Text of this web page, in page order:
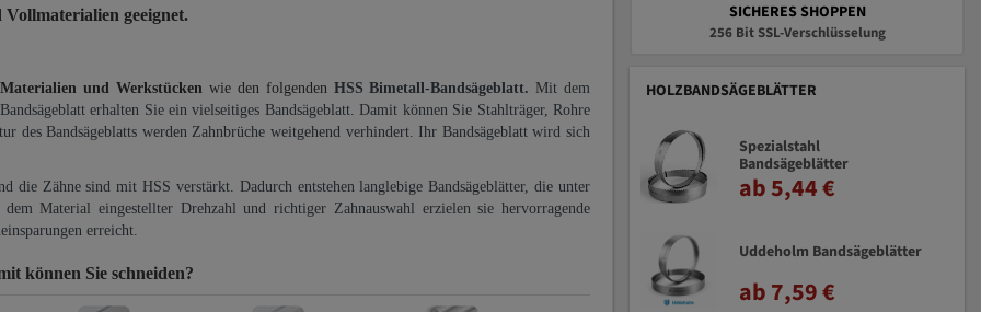
geeignet.
und Werkstücken wie den folgenden HSS Bimetall-Bandsägeblatt. Mit dem
erhalten Sie ein vielseitiges Bandsägeblatt. Damit können Sie Stahlträger, Rohre
des Bandsägeblatts werden Zahnbrüche weitgehend verhindert. Ihr Bandsägeblatt wird sich
die Zähne sind mit HSS verstärkt. Dadurch entstehen langlebige Bandsägeblätter, die unter
Material eingestellter Drehzahl und richtiger Zahnauswahl erzielen sie hervorragende
erreicht.
können Sie schneiden?
SICHERES SHOPPEN
256 Bit SSL-Verschlüsselung
HOLZBANDSÄGEBLÄTTER
Spezialstahl
Bandsägeblätter
ab 5,44 €
Uddeholm Bandsägeblätter
ab 7,59 €